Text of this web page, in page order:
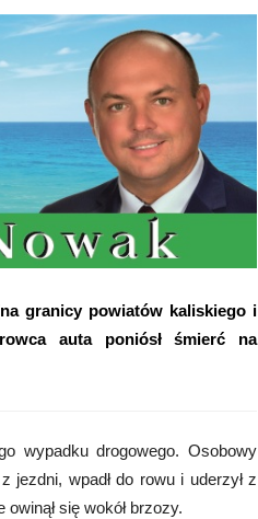
granicy powiatów kaliskiego i
auta poniósł śmierć na
wypadku drogowego. Osobowy
jezdni, wpadł do rowu i uderzył z
się wokół brzozy.